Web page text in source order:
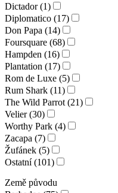
Dictador (1)
Diplomatico (17)
Don Papa (14)
Foursquare (68)
Hampden (16)
Plantation (17)
Rom de Luxe (5)
Rum Shark (11)
The Wild Parrot (21)
Velier (30)
Worthy Park (4)
Zacapa (7)
Žufánek (5)
Ostatní (101)
Země původu